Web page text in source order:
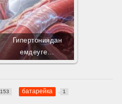
Гипертониядан
емдеуге…
153 батарейка 1